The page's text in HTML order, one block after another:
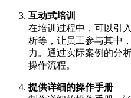
互动式培训
在培训过程中，可以引
析等，让员工参与其中
力。通过实际案例的分
操作流程。
提供详细的操作手册